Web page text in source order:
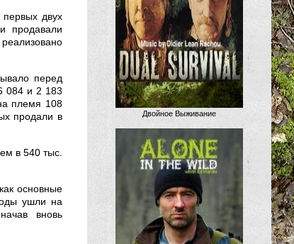
двух
продавали
перед
084 и 2 183
племя 108
продали в
в 540 тыс.
основные
ушли на
вновь
Двойное Выживание